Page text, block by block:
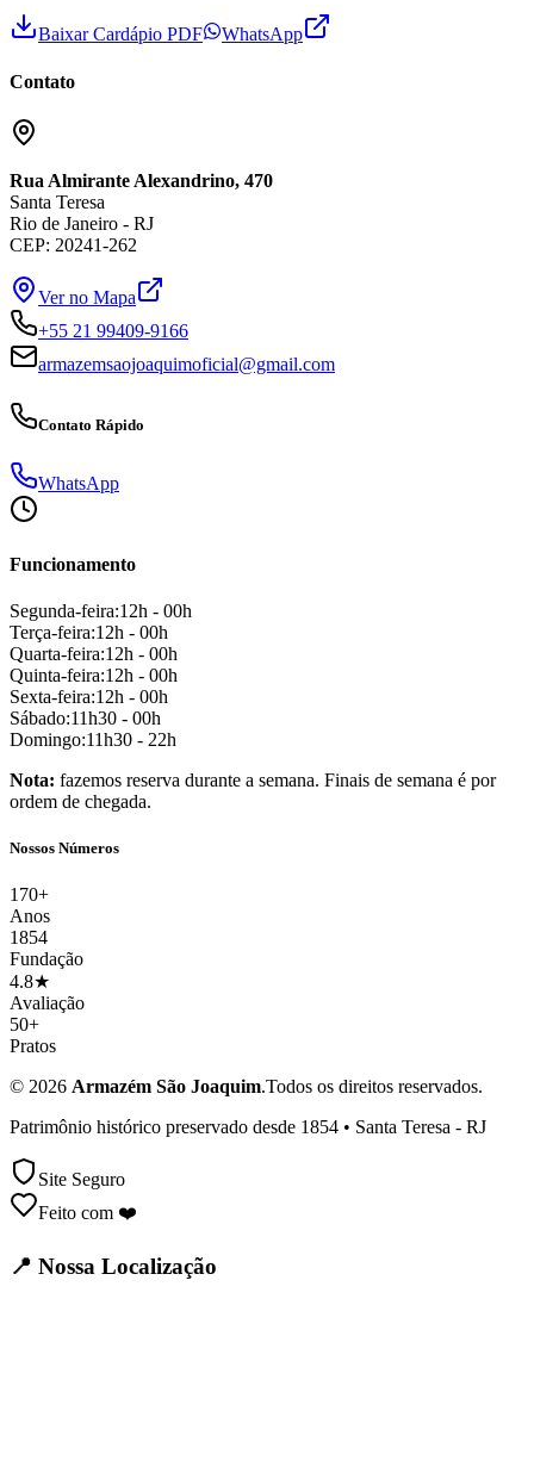
Baixar Cardápio PDF WhatsApp
Contato
Rua Almirante Alexandrino, 470
Santa Teresa
Rio de Janeiro - RJ
CEP: 20241-262
Ver no Mapa
+55 21 99409-9166
armazemsaojoaquimoficial@gmail.com
Contato Rápido
WhatsApp
Funcionamento
Segunda-feira:12h - 00h
Terça-feira:12h - 00h
Quarta-feira:12h - 00h
Quinta-feira:12h - 00h
Sexta-feira:12h - 00h
Sábado:11h30 - 00h
Domingo:11h30 - 22h
Nota: fazemos reserva durante a semana. Finais de semana é por
ordem de chegada.
Nossos Números
170+
Anos
1854
Fundação
4.8★
Avaliação
50+
Pratos
© 2026 Armazém São Joaquim.Todos os direitos reservados.
Patrimônio histórico preservado desde 1854 • Santa Teresa - RJ
Site Seguro
Feito com ❤️
📍 Nossa Localização